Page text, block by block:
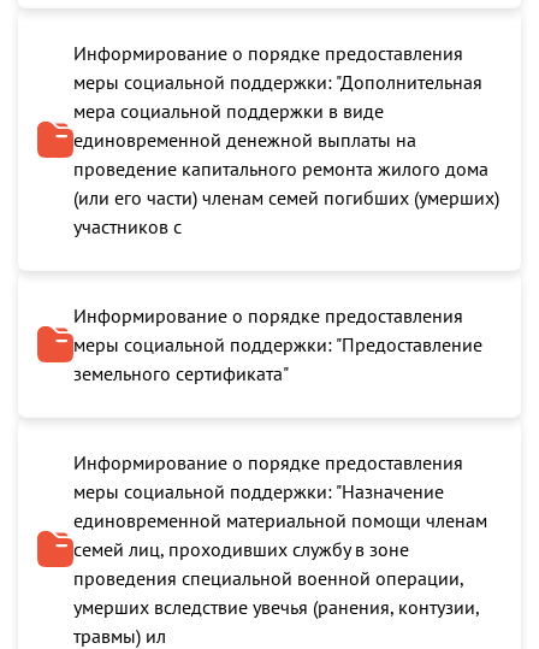
Информирование о порядке предоставления
меры социальной поддержки: "Дополнительная
мера социальной поддержки в виде
единовременной денежной выплаты на
проведение капитального ремонта жилого дома
(или его части) членам семей погибших (умерших)
участников с
Информирование о порядке предоставления
меры социальной поддержки: "Предоставление
земельного сертификата"
Информирование о порядке предоставления
меры социальной поддержки: "Назначение
единовременной материальной помощи членам
семей лиц, проходивших службу в зоне
проведения специальной военной операции,
умерших вследствие увечья (ранения, контузии,
травмы) ил